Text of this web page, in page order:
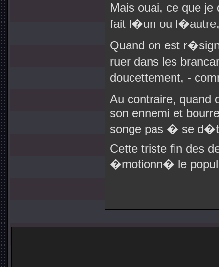
Mais ouai, ce que
fait l�un ou
Quand on est
ruer dans les
doucettement, -
Au contraire, quand
son ennemi et
songe pas � se
Cette triste fin des
�motionn� le